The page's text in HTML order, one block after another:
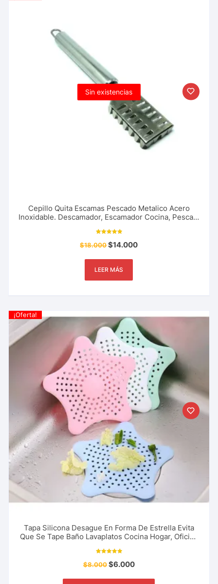
Sin existencias
Cepillo Quita Escamas Pescado Metalico Acero
Inoxidable. Descamador, Escamador Cocina, Pesca y
5.00
de 5
$18.000$14.000
LEER MÁS
¡Oferta!
Tapa Silicona Desague En Forma De Estrella Evita
Que Se Tape Baño Lavaplatos Cocina Hogar, Oficina
5.00
de 5
$8.000$6.000